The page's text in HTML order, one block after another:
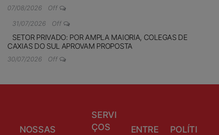
07/08/2026
Off
31/07/2026
Off
SETOR PRIVADO: POR AMPLA MAIORIA, COLEGAS DE
CAXIAS DO SUL APROVAM PROPOSTA
30/07/2026 Off
NOSSAS
SERVI
ÇOS
ENTRE
POLÍTI